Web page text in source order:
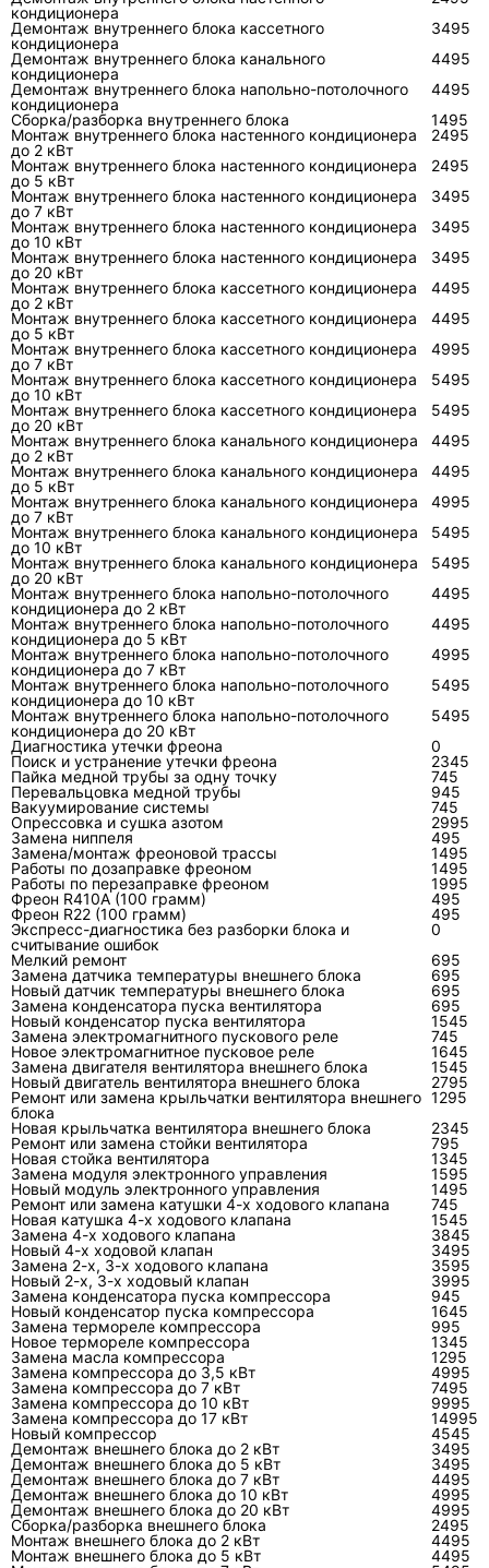
Сравнение решений: чистка,
заправка, ремонт или замена
узла
Одинаковая жалоба не означает одинаковое
решение. Ниже показано, чем отличаются
работы по цели, рискам и признакам, что
решение выбрано правильно.
Реше
ние
Когда уместно
Что
проверить
Чистка
конди
ционе
ра
Есть пыль, запах, слабый
поток, загрязнение
крыльчатки или радиатора
Фильтры,
наружный
теплообменник,
Запра
вка
хладаг
ентом
фреона и устранена утечка
Герметичность,
вальцовки,
вакуумирование,
Ремон
т
платы
Есть подтверждённая
неисправность силовой или
управляющей цепи
Питание,
вентиляторы,
следы влаги и
Замен
а
компр
ессора
Измерения подтверждают
неисправность компрессора,
а контур может работать
Сопротивления,
изоляцию, масло,
плату инвертора
Под капотом: нюансы схем
Toshiba
Первый нюанс — код ошибки в Toshiba
часто показывает участок контроля, а не
готовый список деталей под замену.
Например, ошибка по датчику требует
проверки самого датчика, разъёма,
проводки и платы.
Второй нюанс — инверторный
компрессор нельзя полноценно проверить
«прямым включением» как простой
двигатель. Для него важны силовой
модуль, алгоритм запуска и обратная
связь от датчиков.
Третий нюанс — после утечки хладагента
корректная заправка делается по массе,
указанной для модели и длины трассы.
Заправка «по давлению» без учёта
температуры и режима даёт случайный
результат.
Четвёртый нюанс — загрязнённый
наружный теплообменник может
выглядеть чистым снаружи, но слой пыли
между ламелями снижает теплоотвод и
заставляет систему уходить в защиту.
кондиционера
Демонтаж внутреннего блока кассетного
кондиционера
3495
Демонтаж внутреннего блока канального
кондиционера
4495
Демонтаж внутреннего блока напольно-потолочного
кондиционера
4495
Сборка/разборка внутреннего блока
1495
Монтаж внутреннего блока настенного кондиционера
до 2 кВт
2495
Монтаж внутреннего блока настенного кондиционера
до 5 кВт
2495
Монтаж внутреннего блока настенного кондиционера
до 7 кВт
3495
Монтаж внутреннего блока настенного кондиционера
до 10 кВт
3495
Монтаж внутреннего блока настенного кондиционера
до 20 кВт
3495
Монтаж внутреннего блока кассетного кондиционера
до 2 кВт
4495
Монтаж внутреннего блока кассетного кондиционера
до 5 кВт
4495
Монтаж внутреннего блока кассетного кондиционера
до 7 кВт
4995
Монтаж внутреннего блока кассетного кондиционера
до 10 кВт
5495
Монтаж внутреннего блока кассетного кондиционера
до 20 кВт
5495
Монтаж внутреннего блока канального кондиционера
до 2 кВт
4495
Монтаж внутреннего блока канального кондиционера
до 5 кВт
4495
Монтаж внутреннего блока канального кондиционера
до 7 кВт
4995
Монтаж внутреннего блока канального кондиционера
до 10 кВт
5495
Монтаж внутреннего блока канального кондиционера
до 20 кВт
5495
Монтаж внутреннего блока напольно-потолочного
кондиционера до 2 кВт
4495
Монтаж внутреннего блока напольно-потолочного
кондиционера до 5 кВт
4495
Монтаж внутреннего блока напольно-потолочного
кондиционера до 7 кВт
4995
Монтаж внутреннего блока напольно-потолочного
кондиционера до 10 кВт
5495
Монтаж внутреннего блока напольно-потолочного
кондиционера до 20 кВт
5495
Диагностика утечки фреона
0
Поиск и устранение утечки фреона
2345
Пайка медной трубы за одну точку
745
Перевальцовка медной трубы
945
Вакуумирование системы
745
Опрессовка и сушка азотом
2995
Замена ниппеля
495
Замена/монтаж фреоновой трассы
1495
Работы по дозаправке фреоном
1495
Работы по перезаправке фреоном
1995
Фреон R410A (100 грамм)
495
Фреон R22 (100 грамм)
495
Экспресс-диагностика без разборки блока и
считывание ошибок
0
Мелкий ремонт
695
Замена датчика температуры внешнего блока
695
Новый датчик температуры внешнего блока
695
Замена конденсатора пуска вентилятора
695
Новый конденсатор пуска вентилятора
1545
Замена электромагнитного пускового реле
745
Новое электромагнитное пусковое реле
1645
Замена двигателя вентилятора внешнего блока
1545
Новый двигатель вентилятора внешнего блока
2795
Ремонт или замена крыльчатки вентилятора внешнего
блока
1295
Новая крыльчатка вентилятора внешнего блока
2345
Ремонт или замена стойки вентилятора
795
Новая стойка вентилятора
1345
Замена модуля электронного управления
1595
Новый модуль электронного управления
1495
Ремонт или замена катушки 4-х ходового клапана
745
Новая катушка 4-х ходового клапана
1545
Замена 4-х ходового клапана
3845
Новый 4-х ходовой клапан
3495
Замена 2-х, 3-х ходового клапана
3595
Новый 2-х, 3-х ходовый клапан
3995
Замена конденсатора пуска компрессора
945
Новый конденсатор пуска компрессора
1645
Замена термореле компрессора
995
Новое термореле компрессора
1345
Замена масла компрессора
1295
Замена компрессора до 3,5 кВт
4995
Замена компрессора до 7 кВт
7495
Замена компрессора до 10 кВт
9995
Замена компрессора до 17 кВт
14995
Новый компрессор
4545
Демонтаж внешнего блока до 2 кВт
3495
Демонтаж внешнего блока до 5 кВт
3495
Демонтаж внешнего блока до 7 кВт
4495
Демонтаж внешнего блока до 10 кВт
4995
Демонтаж внешнего блока до 20 кВт
4995
Сборка/разборка внешнего блока
2495
Монтаж внешнего блока до 2 кВт
4495
Монтаж внешнего блока до 5 кВт
4495